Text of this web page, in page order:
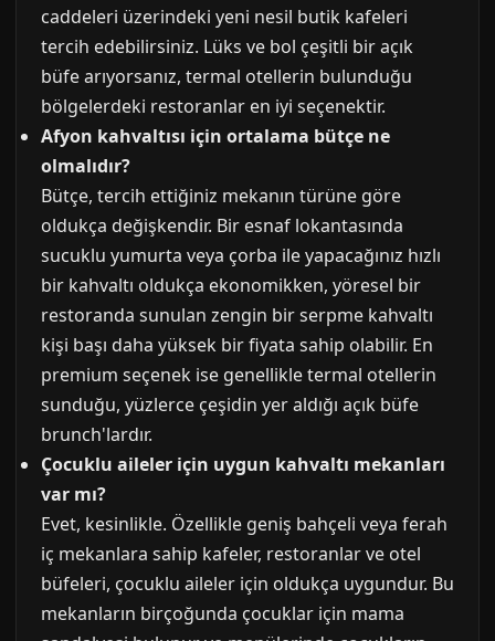
caddeleri üzerindeki yeni nesil butik kafeleri
tercih edebilirsiniz. Lüks ve bol çeşitli bir açık
büfe arıyorsanız, termal otellerin bulunduğu
bölgelerdeki restoranlar en iyi seçenektir.
Afyon kahvaltısı için ortalama bütçe ne
olmalıdır?
Bütçe, tercih ettiğiniz mekanın türüne göre
oldukça değişkendir. Bir esnaf lokantasında
sucuklu yumurta veya çorba ile yapacağınız hızlı
bir kahvaltı oldukça ekonomikken, yöresel bir
restoranda sunulan zengin bir serpme kahvaltı
kişi başı daha yüksek bir fiyata sahip olabilir. En
premium seçenek ise genellikle termal otellerin
sunduğu, yüzlerce çeşidin yer aldığı açık büfe
brunch'lardır.
Çocuklu aileler için uygun kahvaltı mekanları
var mı?
Evet, kesinlikle. Özellikle geniş bahçeli veya ferah
iç mekanlara sahip kafeler, restoranlar ve otel
büfeleri, çocuklu aileler için oldukça uygundur. Bu
mekanların birçoğunda çocuklar için mama